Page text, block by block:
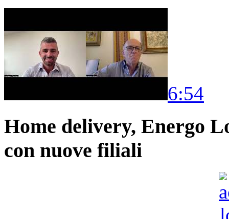
6:54
Home delivery, Energo
con nuove filiali